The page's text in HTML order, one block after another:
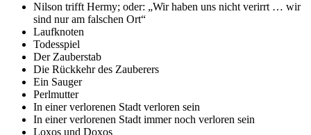
Nilson trifft Hermy; oder: „Wir haben uns nicht verirrt … wir
sind nur am falschen Ort“
Laufknoten
Todesspiel
Der Zauberstab
Die Rückkehr des Zauberers
Ein Sauger
Perlmutter
In einer verlorenen Stadt verloren sein
In einer verlorenen Stadt immer noch verloren sein
Loxos und Doxos